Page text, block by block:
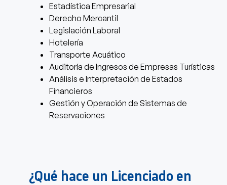
Estadística Empresarial
Derecho Mercantil
Legislación Laboral
Hotelería
Transporte Acuático
Auditoría de Ingresos de Empresas Turísticas
Análisis e Interpretación de Estados
Financieros
Gestión y Operación de Sistemas de
Reservaciones
¿Qué hace un Licenciado en